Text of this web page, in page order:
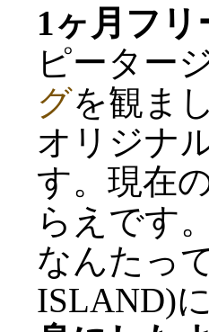
1ヶ月フ
ピーター
グを観ま
オリジナ
す。現在
らえです
なんたっ
ISLAND)